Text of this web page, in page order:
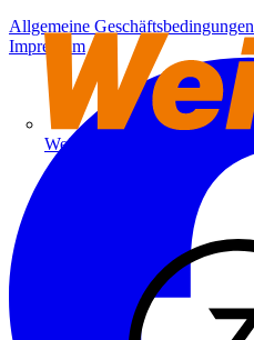
Weidmüller
Allgemeine Geschäftsbedingungen
Impressum